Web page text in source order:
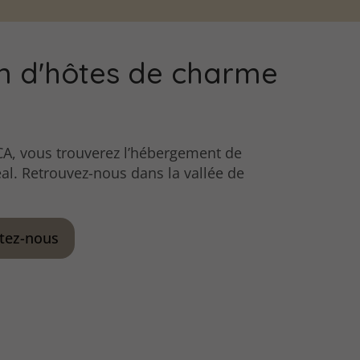
d'hôtes de charme
vous trouverez l’hébergement de
Retrouvez-nous dans la vallée de
nous